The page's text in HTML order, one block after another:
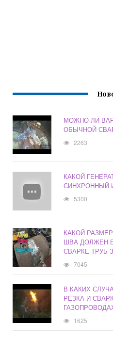
МОЖНО ЛИ
ОБЫЧНОЙ
2263
КАКОЙ
СИНХРОННЫЙ
5300
КАКОЙ
ШВА ДОЛЖЕН
СВАРКЕ ТРУБ
7045
В КАКИХ
РЕЗКА И
1625